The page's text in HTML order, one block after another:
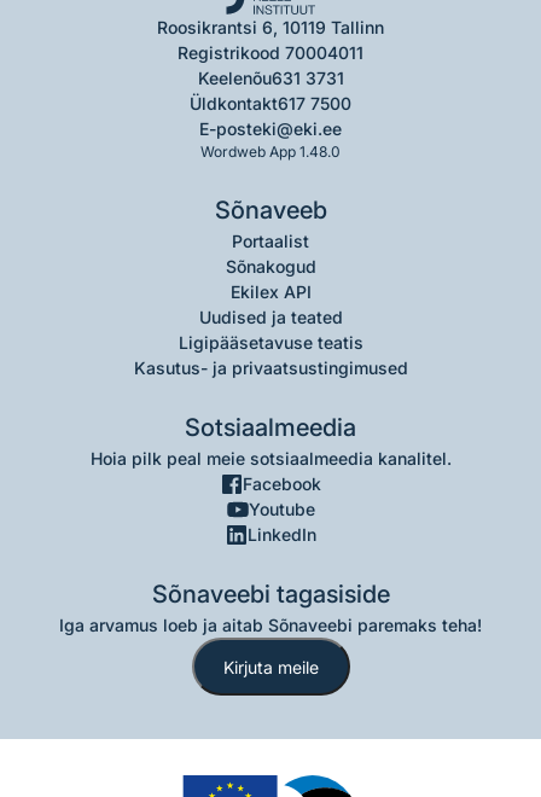
Roosikrantsi 6, 10119 Tallinn
Registrikood 70004011
Keelenõu631 3731
Üldkontakt617 7500
E-posteki@eki.ee
Wordweb App 1.48.0
Sõnaveeb
Portaalist
Sõnakogud
Ekilex API
Uudised ja teated
Ligipääsetavuse teatis
Kasutus- ja privaatsustingimused
Sotsiaalmeedia
Hoia pilk peal meie sotsiaalmeedia kanalitel.
Facebook
Youtube
LinkedIn
Sõnaveebi tagasiside
Iga arvamus loeb ja aitab Sõnaveebi paremaks teha!
Kirjuta meile